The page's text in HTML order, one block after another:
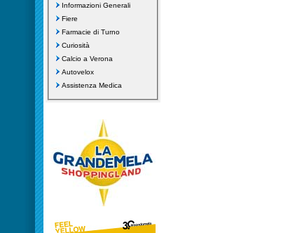
Informazioni Generali
Fiere
Farmacie di Turno
Curiosità
Calcio a Verona
Autovelox
Assistenza Medica